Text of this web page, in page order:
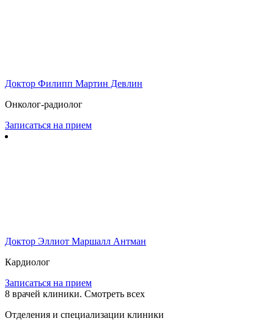
Доктор Филипп Мартин Девлин
Онколог-радиолог
Записаться на прием
Доктор Эллиот Маршалл Антман
Кардиолог
Записаться на прием
8 врачей клиники. Смотреть всех
Отделения и специализации клиники